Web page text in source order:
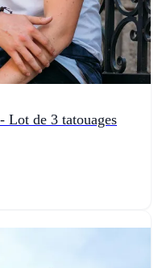
Lot de 3 tatouages